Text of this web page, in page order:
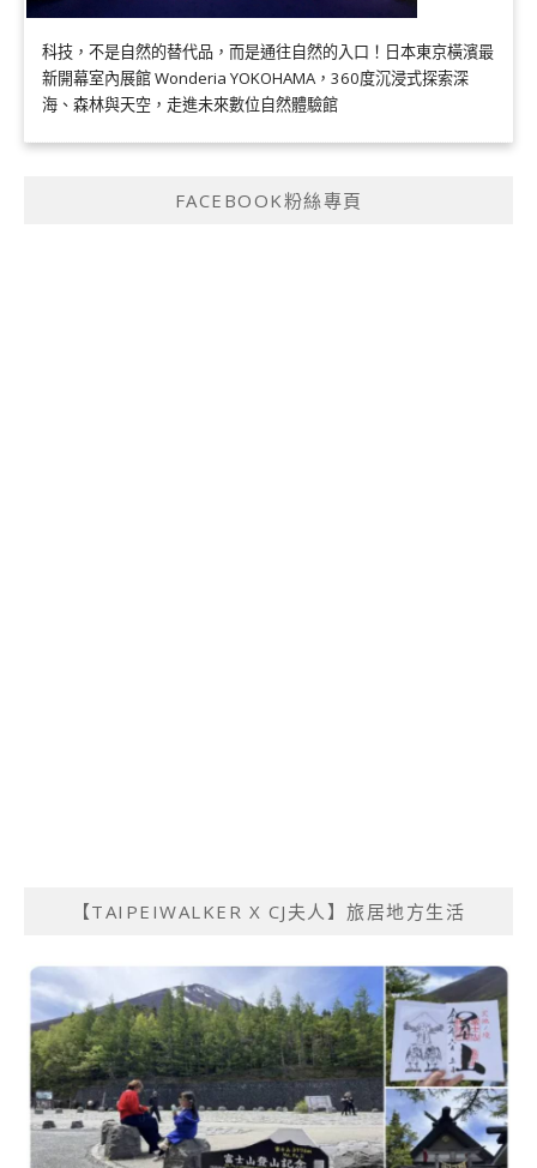
科技，不是自然的替代品，而是通往自然的入口！日本東京橫濱最
新開幕室內展館 Wonderia YOKOHAMA，360度沉浸式探索深
海、森林與天空，走進未來數位自然體驗館
FACEBOOK粉絲專頁
【TAIPEIWALKER X CJ夫人】旅居地方生活